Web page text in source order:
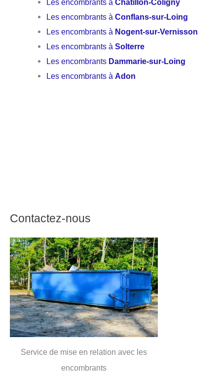
Les encombrants àChâtillon-Coligny
Les encombrants àConflans-sur-Loing
Les encombrants à Nogent-sur-Vernisson
Les encombrants àSolterre
Les encombrants Dammarie-sur-Loing
Les encombrants àAdon
Contactez-nous
Service de mise en relation avec les
encombrants